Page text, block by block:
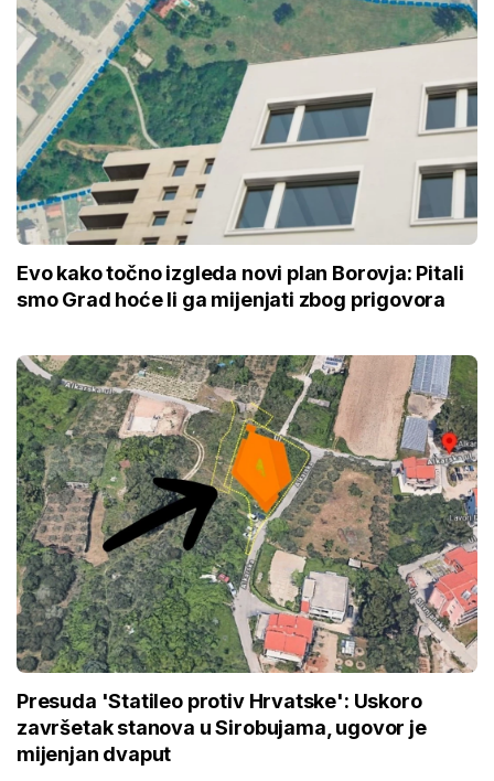
Evo kako točno izgleda novi plan Borovja: Pitali
smo Grad hoće li ga mijenjati zbog prigovora
Presuda 'Statileo protiv Hrvatske': Uskoro
završetak stanova u Sirobujama, ugovor je
mijenjan dvaput